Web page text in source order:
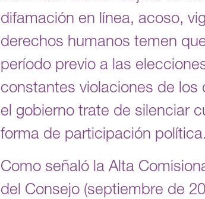
difamación en línea, acoso,
derechos humanos temen
período previo a las
constantes violaciones de
el gobierno trate de silenciar
forma de participación política.
Como señaló la Alta
del Consejo (septiembre de